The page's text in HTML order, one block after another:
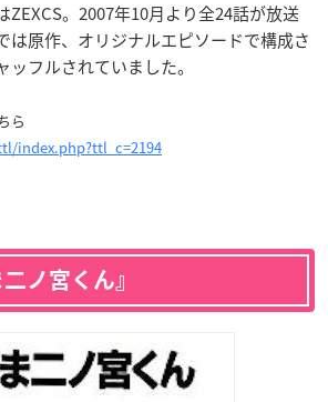
ZEXCS。2007年10月より全24話が放送
は原作、オリジナルエピソードで構成さ
フルされていました。
ら
index.php?ttl_c=2194
ノ宮くん』